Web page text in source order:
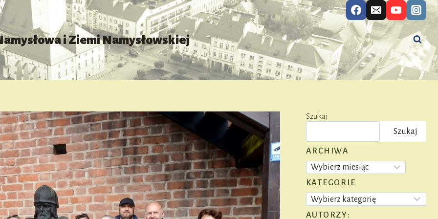
i Ziemi Namysłowskiej
Szukaj
Szukaj
ARCHIWA
Archiwa
KATEGORIE
Kategorie
AUTORZY: